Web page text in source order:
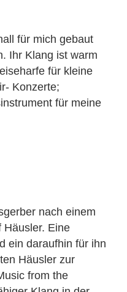
für mich gebaut
Ihr Klang ist warm
für kleine
Konzerte;
für meine
nach einem
Häusler. Eine
ein daraufhin für ihn
Häusler zur
from the